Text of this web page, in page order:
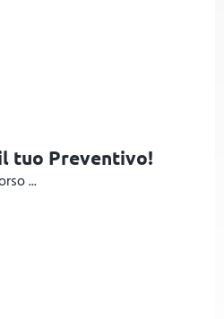
tuo Preventivo!
...